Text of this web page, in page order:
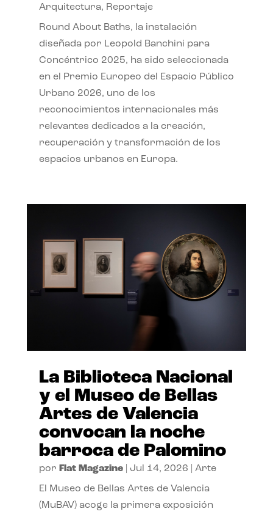
Arquitectura, Reportaje
Round About Baths, la instalación
diseñada por Leopold Banchini para
Concéntrico 2025, ha sido seleccionada
en el Premio Europeo del Espacio Público
Urbano 2026, uno de los
reconocimientos internacionales más
relevantes dedicados a la creación,
recuperación y transformación de los
espacios urbanos en Europa.
La Biblioteca Nacional
y el Museo de Bellas
Artes de Valencia
convocan la noche
barroca de Palomino
por Flat Magazine| Jul 14, 2026 Arte
El Museo de Bellas Artes de Valencia
(MuBAV) acoge la primera exposición